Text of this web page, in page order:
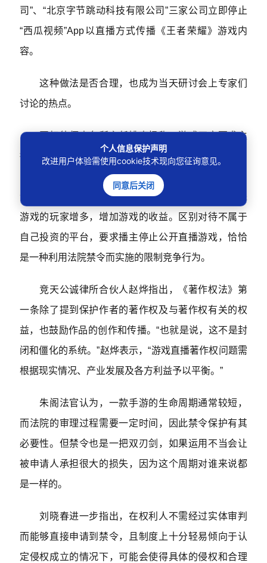
司”、“北京字节跳动科技有限公司”三家公司立即停止
“西瓜视频”App以直播方式传播《王者荣耀》游戏内
容。
这种做法是否合理，也成为当天研讨会上专家们
讨论的热点。
国标律师事务所主任姚克枫称，游戏厂商要求主
播或直播平台立即停止直播游戏，核心目的是否真的
为了保护游戏作品的著作权，值得思考。在他看来，
游戏直播不仅不会损害游戏作品的著作权，还会促进
游戏的玩家增多，增加游戏的收益。区别对待不属于
自己投资的平台，要求播主停止公开直播游戏，恰恰
是一种利用法院禁令而实施的限制竞争行为。
竞天公诚律所合伙人赵烨指出，《著作权法》第
一条除了提到保护作者的著作权及与著作权有关的权
益，也鼓励作品的创作和传播。“也就是说，这不是封
闭和僵化的系统。”赵烨表示，“游戏直播著作权问题需
根据现实情况、产业发展及各方利益予以平衡。”
朱阁法官认为，一款手游的生命周期通常较短，
而法院的审理过程需要一定时间，因此禁令保护有其
必要性。但禁令也是一把双刃剑，如果运用不当会让
被申请人承担很大的损失，因为这个周期对谁来说都
是一样的。
刘晓春进一步指出，在权利人不需经过实体审判
而能够直接申请到禁令，且制度上十分轻易倾向于认
定侵权成立的情况下，可能会使得具体的侵权和合理
个人信息保护声明
改进用户体验需使用cookie技术现向您征询意见。
同意后关闭